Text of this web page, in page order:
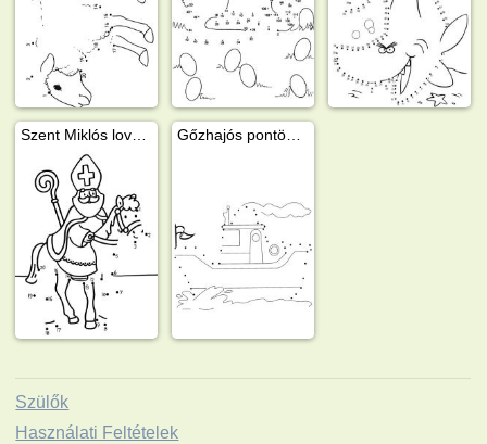
Szülők
Használati Feltételek